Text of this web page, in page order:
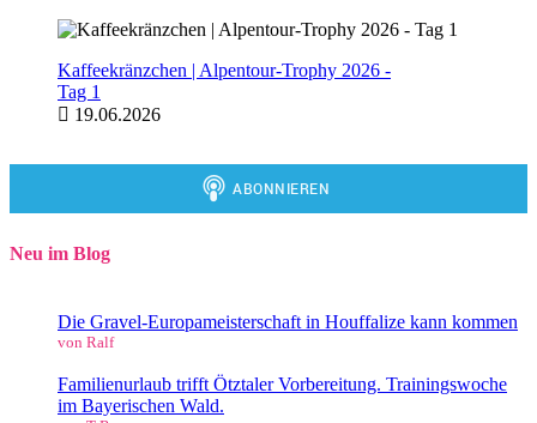
Kaffeekränzchen | Alpentour-Trophy 2026 -
Tag 1
19.06.2026
Neu im Blog
Die Gravel-Europameisterschaft in Houffalize kann kommen
von Ralf
Familienurlaub trifft Ötztaler Vorbereitung. Trainingswoche
im Bayerischen Wald.